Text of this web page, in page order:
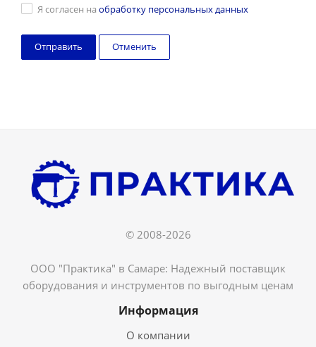
Я согласен на обработку персональных данных
Отменить
© 2008-2026
ООО "Практика" в Самаре: Надежный поставщик
оборудования и инструментов по выгодным ценам
Информация
О компании